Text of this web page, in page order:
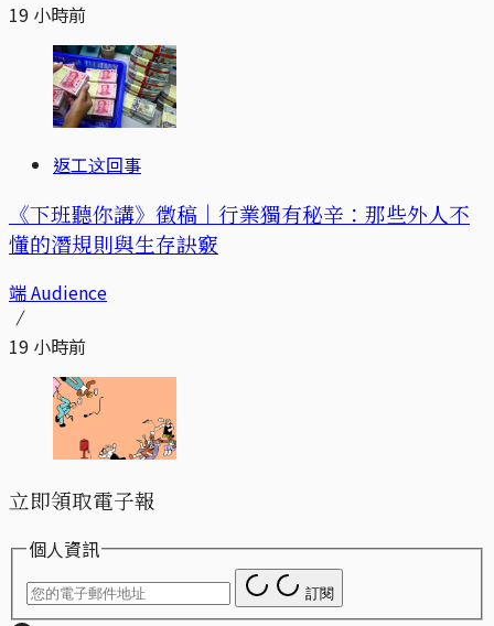
19 小時前
返工这回事
《下班聽你講》徵稿｜行業獨有秘辛：那些外人不
懂的潛規則與生存訣竅
端 Audience
19 小時前
立即領取電子報
個人資訊
訂閱